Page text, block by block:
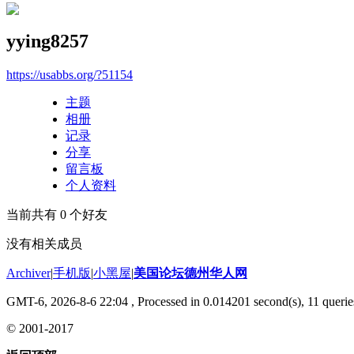
yying8257
https://usabbs.org/?51154
主题
相册
记录
分享
留言板
个人资料
当前共有 0 个好友
没有相关成员
Archiver|手机版|小黑屋|美国论坛德州华人网
GMT-6, 2026-8-6 22:04 , Processed in 0.014201 second(s), 11
© 2001-2017